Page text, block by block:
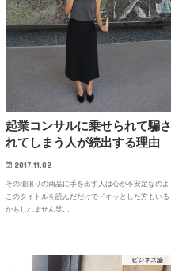
起業コンサルに乗せられて騙さ
れてしまう人が続出する理由
2017.11.02
その場限りの商品に手を出す人は心が不安定なのよ
このタイトルを読んだだけでドキッとした方もいる
かもしれません笑…
ビジネス論